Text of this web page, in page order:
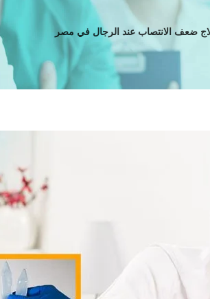
ضعف الانتصاب عند الرجال في مصر